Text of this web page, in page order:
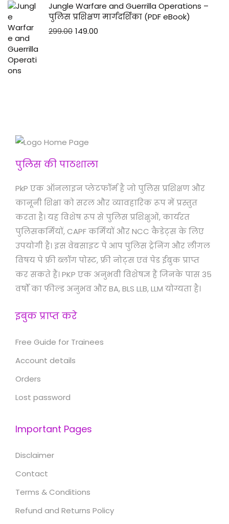
Jungle Warfare and Guerrilla Operations –
पुलिस प्रशिक्षण मार्गदर्शिका (PDF eBook)
299.00 149.00
पुलिस की पाठशाला
PkP एक ऑनलाइन प्लेटफॉर्म है जो पुलिस प्रशिक्षण और
कानूनी शिक्षा को सरल और व्यावहारिक रूप में प्रस्तुत
करता है। यह विशेष रूप से पुलिस प्रशिक्षुओं, कार्यरत
पुलिसकर्मियों, CAPF कर्मियों और NCC कैडेट्स के लिए
उपयोगी है। इस वेबसाइट पे आप पुलिस ट्रेनिंग और लीगल
विषय पे फ्री ब्लॉग पोस्ट, फ्री नोट्स एवं पेड ईबुक प्राप्त
कर सकते हैं। PKP एक अनुभवी विशेषज्ञ हैं जिनके पास 35
वर्षों का फील्ड अनुभव और BA, BLS LLB, LLM योग्यता है।
इबुक प्राप्त करे
Free Guide for Trainees
Account details
Orders
Lost password
Important Pages
Disclaimer
Contact
Terms & Conditions
Refund and Returns Policy